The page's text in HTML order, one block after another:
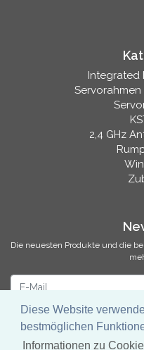
Integrated
Servorahmen
2,4 GHz
Die neuesten Produkte und die
Diese Website
bestmöglichen
Informationen zu